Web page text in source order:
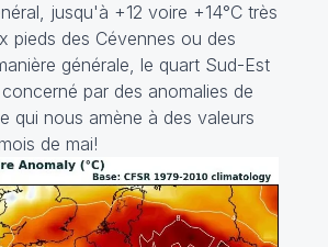
jusqu'à +12 voire +14°C très
pieds des Cévennes ou des
générale, le quart Sud-Est
par des anomalies de
qui nous amène à des valeurs
de mai!